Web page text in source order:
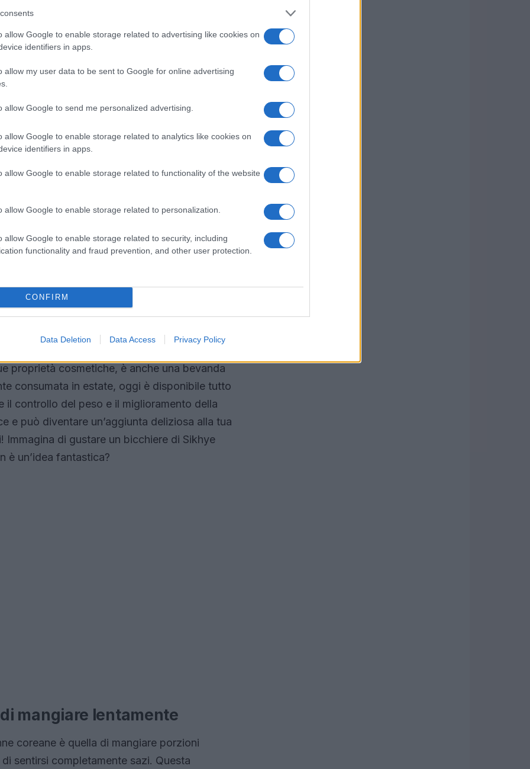
allow Google to enable storage related to advertising like cookies on
identifiers in apps.
allow my user data to be sent to Google for online advertising
allow Google to send me personalized advertising.
allow Google to enable storage related to analytics like cookies on
identifiers in apps.
allow Google to enable storage related to functionality of the website
allow Google to enable storage related to personalization.
allow Google to enable storage related to security, including
functionality and fraud prevention, and other user protection.
CONFIRM
Data Deletion Data Access Privacy Policy
fibre e vitamine, rendendolo un vero e
sapevi che non solo migliora la digestione?
il che lo rende un alleato perfetto per
E non dimentichiamo: il kimchi è
al mondo! Integrarlo nella tua dieta potrebbe
ma anche per la tua pelle. Prova a
i tuoi pasti!
il palato e il corpo
Boricha, è un’abitudine quotidiana. Questo
è un ottimo sostituto dell’acqua. I
e abbassa il colesterolo. Le donne
rendendolo una bevanda
non provi anche tu a sostituire alcune
un mondo di sapori e benefici per la
di riso fermentata
Sikhye, è più di un semplice rimedio di
proprietà cosmetiche, è anche una bevanda
consumata in estate, oggi è disponibile tutto
il controllo del peso e il miglioramento della
e può diventare un’aggiunta deliziosa alla tua
di gustare un bicchiere di Sikhye
è un’idea fantastica?
mangiare lentamente
coreane è quella di mangiare porzioni
sentirsi completamente sazi. Questa